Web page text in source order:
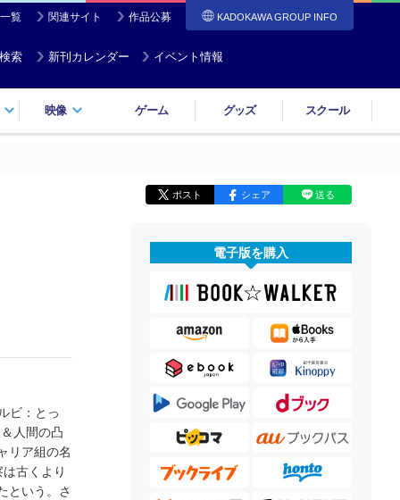
覧 関連サイト 作品公募 KADOKAWA GROUP INFO
索 新刊カレンダー イベント情報
映像 ゲーム グッズ スクール
ポスト シェア 送る
ビ：とっ
人間の凸
リア組の名
古くより
という。さ
電子版を購入